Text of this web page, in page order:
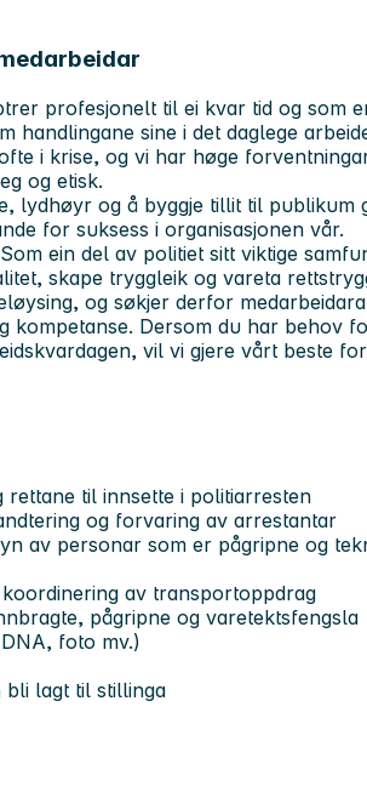
profesjonelt til ei kvar tid og som
handlingane sine i det daglege
i krise, og vi har høge
og etisk.
lydhøyr og å byggje tillit til publikum
for suksess i organisasjonen vår.
ein del av politiet sitt viktige
skape tryggleik og vareta
og søkjer derfor
kompetanse. Dersom du har behov
vil vi gjere vårt beste
til innsette i politiarresten
og forvaring av arrestantar
av personar som er pågripne og
av transportoppdrag
pågripne og varetektsfengsla
foto mv.)
bli lagt til stillinga